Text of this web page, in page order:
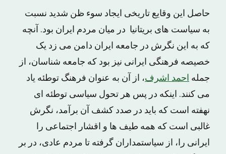
حاصل این وقایع تاریخی ایجاد سوء ظن شدید نسبت
به سیاست های بریتانیا در میان مردم ایران بود. آنچه
که به این نگرش در جامعه ایران دامن می زد یک
خصیصه فرهنگی ایرانی نیز بود که جامعه شناسان، از
جمله
احمد اشرف، از آن به عنوان فرهنگ توطئه یاد
می کنند. اینکه در پس هر تحول سیاسی توطئه ای
نهفته است که باید در صدد کشف آن برآمد، نگرش
غالبی است که همه طیف ها و اقشار اجتماعی را
ایرانی را، از سیاستمداران گرفته تا مردم عادی، در بر